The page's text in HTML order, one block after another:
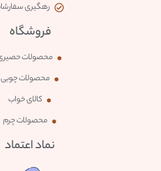
رهگیری
فروشگاه
محصولات
محصولات چوبی
کالای خواب
محصولات چرم
نماد اعتماد